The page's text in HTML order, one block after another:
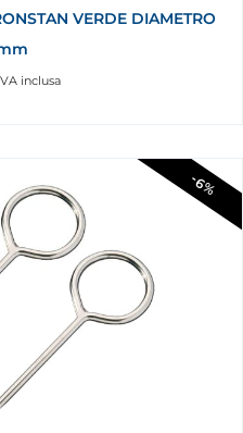
VERDE DIAMETRO
inclusa
-6%